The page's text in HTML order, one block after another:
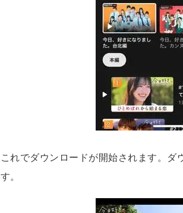
これでダウンロードが開始されます。ダ
す。